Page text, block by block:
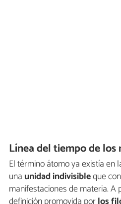
Línea del tiempo de
El término átomo ya existía en
una unidad indivisibleque
manifestaciones de materia. A